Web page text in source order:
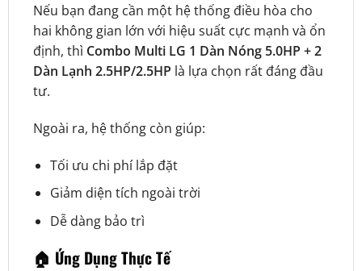
Nếu bạn đang cần một hệ thống điều hòa cho
hai không gian lớn với hiệu suất cực mạnh và ổn
định, thì Combo Multi LG 1 Dàn Nóng 5.0HP + 2
Dàn Lạnh 2.5HP/2.5HP là lựa chọn rất đáng đầu
tư.
Ngoài ra, hệ thống còn giúp:
Tối ưu chi phí lắp đặt
Giảm diện tích ngoài trời
Dễ dàng bảo trì
🏠 Ứng Dụng Thực Tế